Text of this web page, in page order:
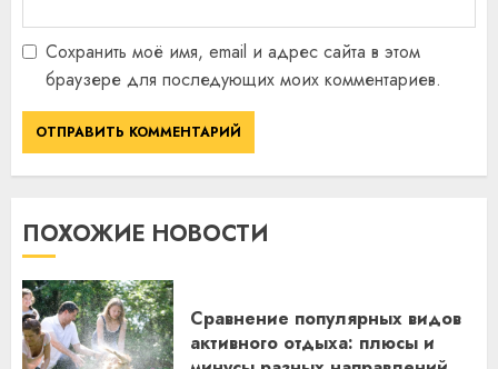
Сохранить моё имя, email и адрес сайта в этом
браузере для последующих моих комментариев.
ПОХОЖИЕ НОВОСТИ
Сравнение популярных видов
активного отдыха: плюсы и